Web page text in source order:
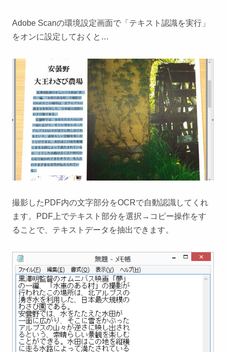
Adobe Scanの環境設定画面で「テキスト認識を実行」
をオンに設定しておくと…
撮影したPDF内の文字部分をOCRで自動認識してくれ
ます。PDF上でテキスト部分を選択→コピー操作をす
ることで、テキストデータを抽出できます。